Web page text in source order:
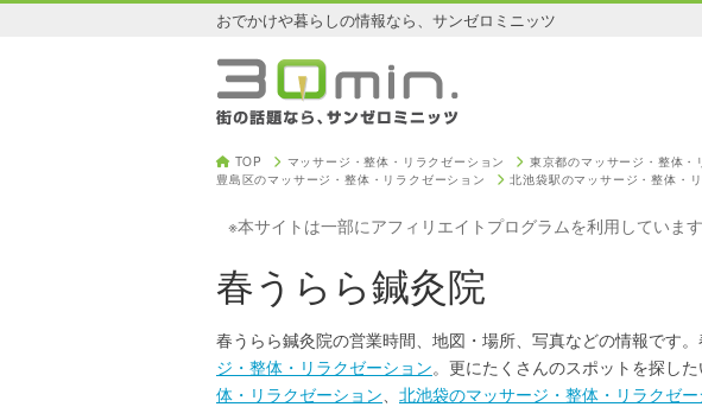
おでかけや暮らしの情報なら、サンゼロミニッツ
TOP マッサージ・整体・リラクゼーション
東京都のマッサージ・整体・
豊島区のマッサージ・整体・リラクゼーション
北池袋駅のマッサージ・整体・
※本サイトは一部にアフィリエイトプログラムを利用しています
春うらら鍼灸院
春うらら鍼灸院の営業時間、地図・場所、写真などの情報です
ジ・整体・リラクゼーション。更にたくさんのスポットを探した
体・リラクゼーション
北池袋のマッサージ・整体・リラクゼ